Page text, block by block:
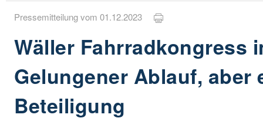
Pressemitteilung vom 01.12.2023
Wäller Fahrradkongress
Gelungener Ablauf, aber
Beteiligung